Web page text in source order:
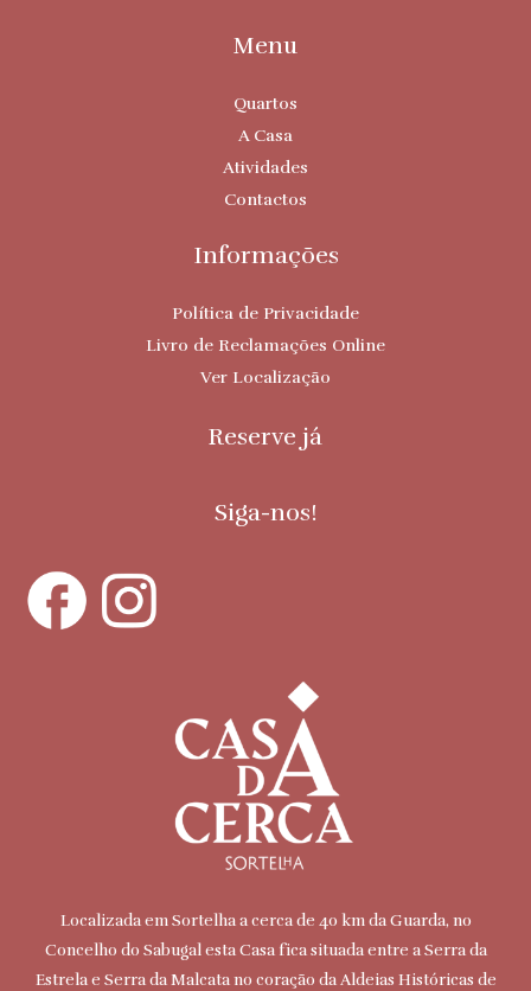
Menu
Quartos
A Casa
Atividades
Contactos
Informações
Política de Privacidade
Livro de Reclamações Online
Ver Localização
Reserve já
Siga-nos!
Localizada em Sortelha a cerca de 40 km da Guarda, no
Concelho do Sabugal esta Casa fica situada entre a Serra da
Estrela e Serra da Malcata no coração da Aldeias Históricas de